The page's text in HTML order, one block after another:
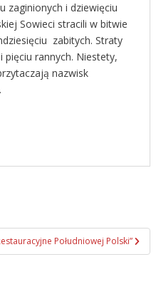
zaginionych i dziewięciu
Sowieci stracili w bitwie
zabitych. Straty
rannych. Niestety,
nazwisk
Południowej Polski”